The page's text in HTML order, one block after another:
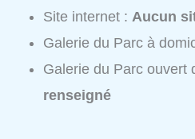
Site internet :Aucun
Galerie du Parc à
Galerie du Parc ouvert
renseigné